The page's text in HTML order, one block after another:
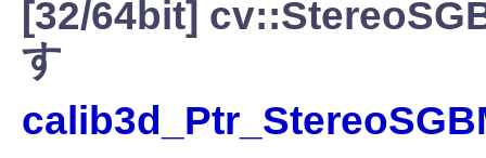
[32/64bit]
す